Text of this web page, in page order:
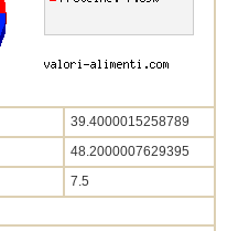
39.4000015258789
48.2000007629395
7.5